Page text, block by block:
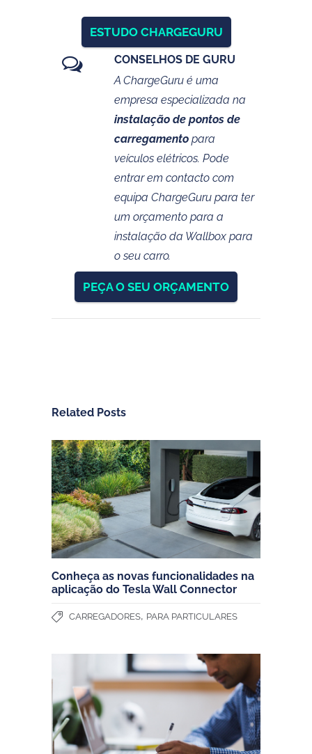
ESTUDO CHARGEGURU
CONSELHOS DE GURU
A ChargeGuru é uma
empresa especializada na
instalação de pontos de
carregamento para
veículos elétricos. Pode
entrar em contacto com
equipa ChargeGuru para ter
um orçamento para a
instalação da Wallbox para
o seu carro.
PEÇA O SEU ORÇAMENTO
Related Posts
Conheça as novas funcionalidades na
aplicação do Tesla Wall Connector
CARREGADORES, PARA PARTICULARES